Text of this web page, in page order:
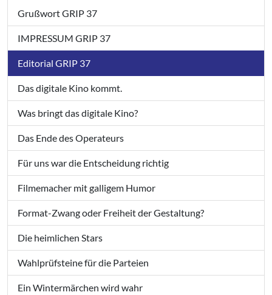
Grußwort GRIP 37
IMPRESSUM GRIP 37
Editorial GRIP 37
Das digitale Kino kommt.
Was bringt das digitale Kino?
Das Ende des Operateurs
Für uns war die Entscheidung richtig
Filmemacher mit galligem Humor
Format-Zwang oder Freiheit der Gestaltung?
Die heimlichen Stars
Wahlprüfsteine für die Parteien
Ein Wintermärchen wird wahr